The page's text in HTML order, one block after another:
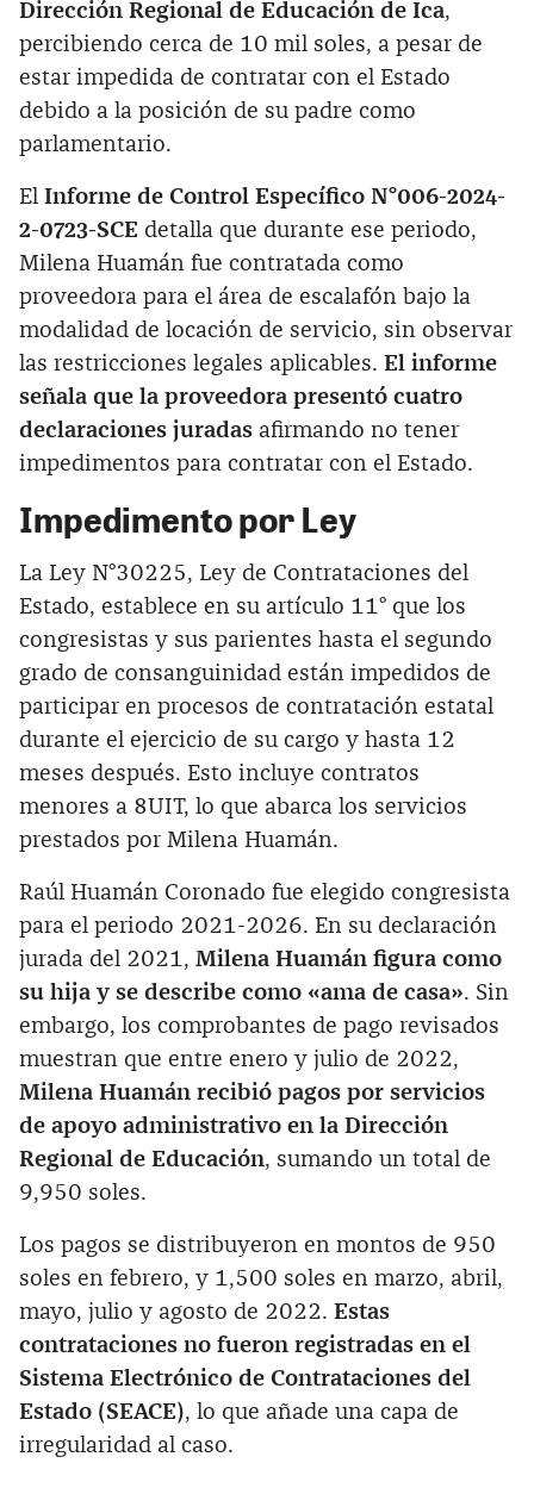
Dirección Regional de Educación de Ica,
percibiendo cerca de 10 mil soles, a pesar de
estar impedida de contratar con el Estado
debido a la posición de su padre como
parlamentario.
El Informe de Control Específico N°006-2024-
2-0723-SCE detalla que durante ese periodo,
Milena Huamán fue contratada como
proveedora para el área de escalafón bajo la
modalidad de locación de servicio, sin observar
las restricciones legales aplicables. El informe
señala que la proveedora presentó cuatro
declaraciones juradas afirmando no tener
impedimentos para contratar con el Estado.
Impedimento por Ley
La Ley N°30225, Ley de Contrataciones del
Estado, establece en su artículo 11° que los
congresistas y sus parientes hasta el segundo
grado de consanguinidad están impedidos de
participar en procesos de contratación estatal
durante el ejercicio de su cargo y hasta 12
meses después. Esto incluye contratos
menores a 8UIT, lo que abarca los servicios
prestados por Milena Huamán.
Raúl Huamán Coronado fue elegido congresista
para el periodo 2021-2026. En su declaración
jurada del 2021, Milena Huamán figura como
su hija y se describe como «ama de casa». Sin
embargo, los comprobantes de pago revisados
muestran que entre enero y julio de 2022,
Milena Huamán recibió pagos por servicios
de apoyo administrativo en la Dirección
Regional de Educación, sumando un total de
9,950 soles.
Los pagos se distribuyeron en montos de 950
soles en febrero, y 1,500 soles en marzo, abril,
mayo, julio y agosto de 2022. Estas
contrataciones no fueron registradas en el
Sistema Electrónico de Contrataciones del
Estado (SEACE), lo que añade una capa de
irregularidad al caso.